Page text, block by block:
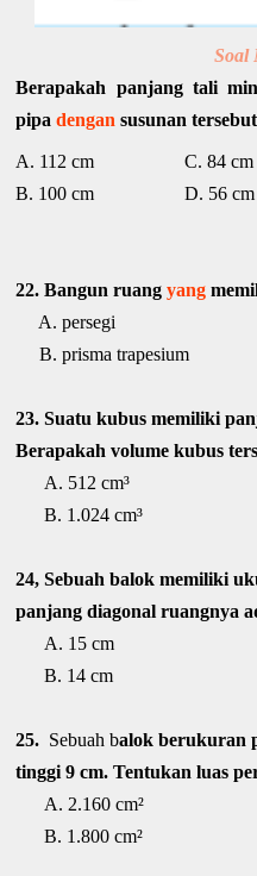
Soal
Berapakah panjang tali
pipadengan susunan
A. 112 cm C. 84 cm
B. 100 cm D. 56 cm
22. Bangun ruangyang
A. persegi C.
B. prisma trapesium
23. Suatu kubus memiliki
Berapakah volume kubus
A. 512 cm³ C.
B. 1.024 cm³ D.
24, Sebuah balok memiliki
panjang diagonal ruangnya
A. 15 cm C.
B. 14 cm D.
25. Sebuah balok berukuran
tinggi 9 cm. Tentukan luas
A. 2.160 cm² C.
B. 1.800 cm² D.